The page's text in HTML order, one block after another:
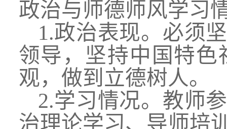
政治与师德师风学习
1.政治表现。必须
领导，坚持中国特
观，做到立德树人。
2.学习情况。教师
治理论学习、导师培